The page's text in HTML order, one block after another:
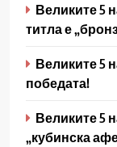
Великите 5
титла е
Великите 5
победата!
Великите 5
„кубинска